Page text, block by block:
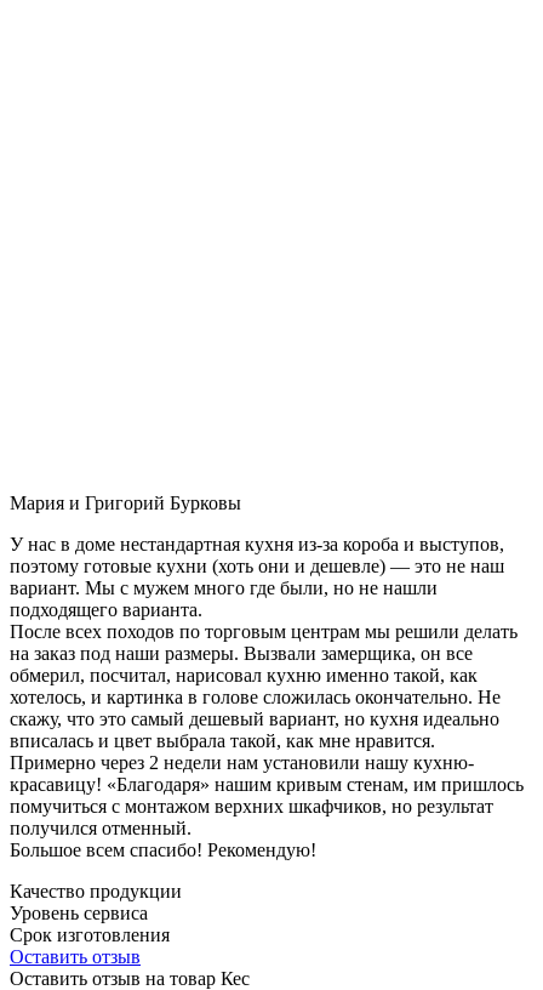
Мария и Григорий Бурковы
У нас в доме нестандартная кухня из-за короба и выступов,
поэтому готовые кухни (хоть они и дешевле) — это не наш
вариант. Мы с мужем много где были, но не нашли
подходящего варианта.
После всех походов по торговым центрам мы решили делать
на заказ под наши размеры. Вызвали замерщика, он все
обмерил, посчитал, нарисовал кухню именно такой, как
хотелось, и картинка в голове сложилась окончательно. Не
скажу, что это самый дешевый вариант, но кухня идеально
вписалась и цвет выбрала такой, как мне нравится.
Примерно через 2 недели нам установили нашу кухню-
красавицу! «Благодаря» нашим кривым стенам, им пришлось
помучиться с монтажом верхних шкафчиков, но результат
получился отменный.
Большое всем спасибо! Рекомендую!
Качество продукции
Уровень сервиса
Срок изготовления
Оставить отзыв
Оставить отзыв на товар Кес